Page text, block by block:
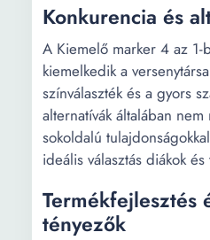
Konkurencia és
A Kiemelő marker 4 az 1-
kiemelkedik a
színválaszték és a gyors
alternatívák általában
sokoldalú
ideális választás diákok
Termékfejlesztés
tényezők